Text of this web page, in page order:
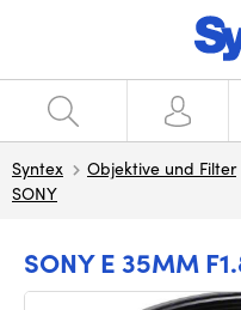
Syntex Objektive und Filter
SONY
SONY E 35MM